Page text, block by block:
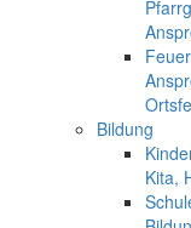
Bildung
Kita,